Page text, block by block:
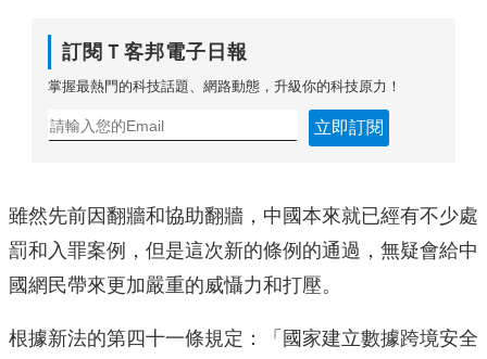
訂閱Ｔ客邦電子日報
掌握最熱門的科技話題、網路動態，升級你的科技原力！
立即訂閱
雖然先前因翻牆和協助翻牆，中國本來就已經有不少處
罰和入罪案例，但是這次新的條例的通過，無疑會給中
國網民帶來更加嚴重的威懾力和打壓。
根據新法的第四十一條規定：「國家建立數據跨境安全